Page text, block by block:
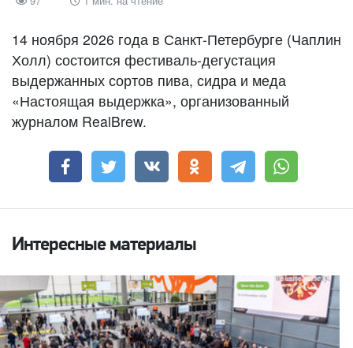
14 ноября 2026 года в Санкт-Петербурге (Чаплин
Холл) состоится фестиваль-дегустация
выдержанных сортов пива, сидра и меда
«Настоящая выдержка», организованный
журналом RealBrew.
Интересные материалы